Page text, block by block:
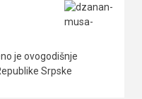
je ovogodišnje
Srpske